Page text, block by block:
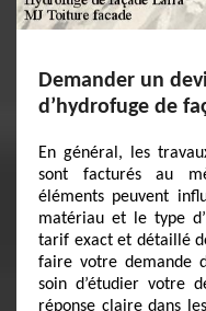
Demander un
d’hydrofuge de
En général, les
sont facturés au
éléments peuvent
matériau et le type
tarif exact et détaillé
faire votre demande
soin d’étudier votre
réponse claire dans